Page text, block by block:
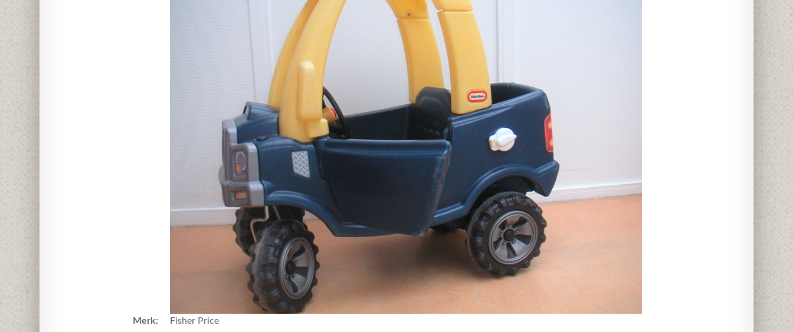
Merk: Fisher Price